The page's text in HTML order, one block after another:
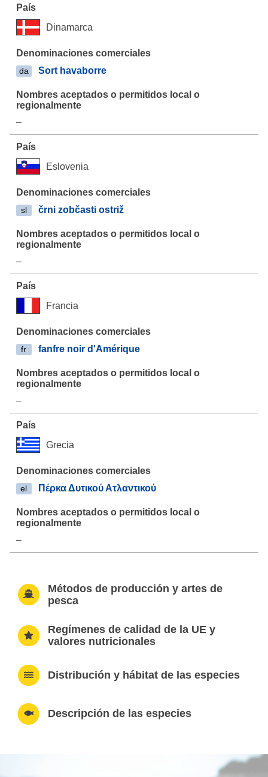
Dinamarca
da Sort havaborre
–
Eslovenia
sl črni zobčasti ostriž
–
Francia
fr fanfre noir d'Amérique
–
Grecia
el Πέρκα Δυτικού Ατλαντικού
–
Métodos de producción y artes de
pesca
Regímenes de calidad de la UE y
valores nutricionales
Distribución y hábitat de las especies
Descripción de las especies